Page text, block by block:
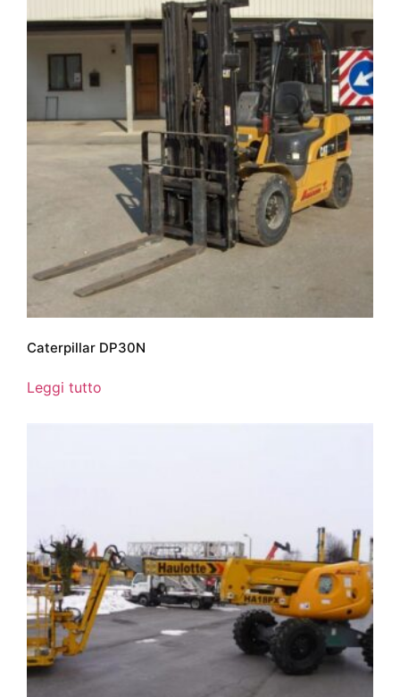
Caterpillar DP30N
Leggi tutto